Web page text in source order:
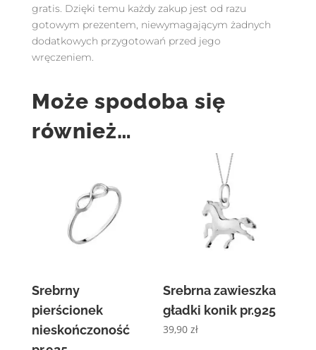
gratis. Dzięki temu każdy zakup jest od razu
gotowym prezentem, niewymagającym żadnych
dodatkowych przygotowań przed jego
wręczeniem.
Może spodoba się
również…
Srebrny
pierścionek
nieskończoność
Srebrna zawieszka
gładki konik pr.925
39,90zł